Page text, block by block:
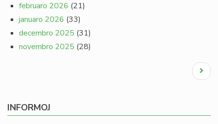
februaro 2026 (21)
januaro 2026 (33)
decembro 2025 (31)
novembro 2025 (28)
Next
page
INFORMOJ